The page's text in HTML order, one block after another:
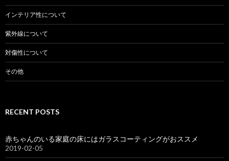
インテリア性について
紫外線について
対傷性について
その他
RECENT POSTS
赤ちゃんのいる家庭の床にはガラスコーティングがおススメ
2019-02-05